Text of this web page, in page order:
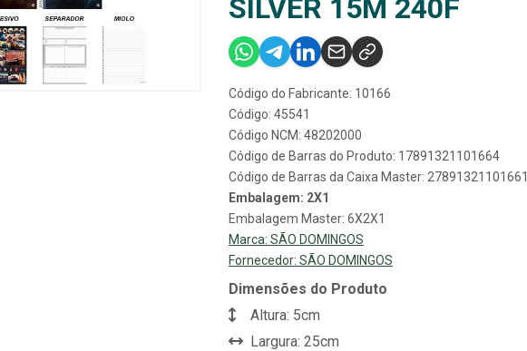
SILVER 15M 240F
Código do Fabricante: 10166
Código: 45541
Código NCM: 48202000
Código de Barras do Produto: 17891321101664
Código de Barras da Caixa Master: 27891321101661
Embalagem: 2X1
Embalagem Master: 6X2X1
Marca: SÃO DOMINGOS
Fornecedor: SÃO DOMINGOS
Dimensões do Produto
Altura: 5cm
Largura: 25cm